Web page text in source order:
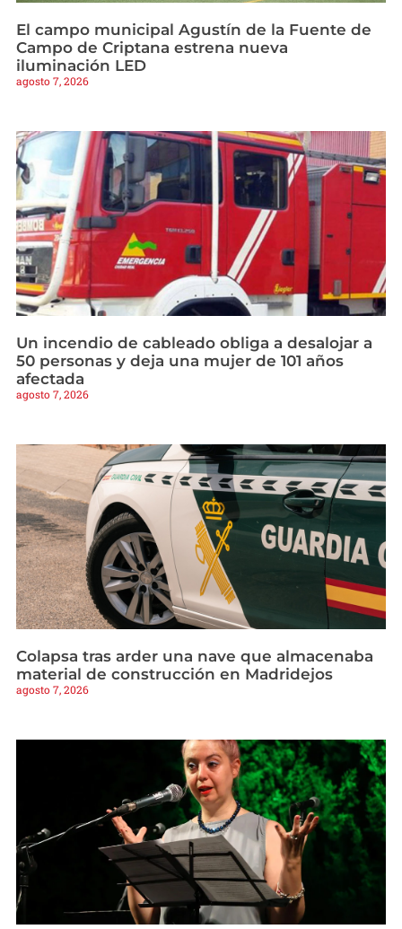
El campo municipal Agustín de la Fuente de
Campo de Criptana estrena nueva
iluminación LED
agosto 7, 2026
Un incendio de cableado obliga a desalojar a
50 personas y deja una mujer de 101 años
afectada
agosto 7, 2026
Colapsa tras arder una nave que almacenaba
material de construcción en Madridejos
agosto 7, 2026